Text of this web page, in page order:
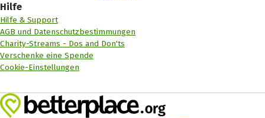
Hilfe
Hilfe & Support
AGB und Datenschutzbestimmungen
Charity-Streams - Dos and Don'ts
Verschenke eine Spende
Cookie-Einstellungen